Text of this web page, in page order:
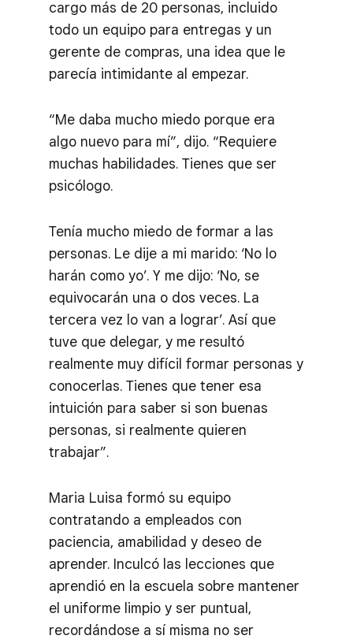
cargo más de 20 personas, incluido
todo un equipo para entregas y un
gerente de compras, una idea que le
parecía intimidante al empezar.
“Me daba mucho miedo porque era
algo nuevo para mí”, dijo. “Requiere
muchas habilidades. Tienes que ser
psicólogo.
Tenía mucho miedo de formar a las
personas. Le dije a mi marido: ‘No lo
harán como yo’. Y me dijo: ‘No, se
equivocarán una o dos veces. La
tercera vez lo van a lograr’. Así que
tuve que delegar, y me resultó
realmente muy difícil formar personas y
conocerlas. Tienes que tener esa
intuición para saber si son buenas
personas, si realmente quieren
trabajar”.
Maria Luisa formó su equipo
contratando a empleados con
paciencia, amabilidad y deseo de
aprender. Inculcó las lecciones que
aprendió en la escuela sobre mantener
el uniforme limpio y ser puntual,
recordándose a sí misma no ser